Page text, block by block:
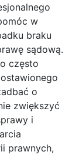
w
braku
sądową.
często
o
zwiększyć
i
prawnych,